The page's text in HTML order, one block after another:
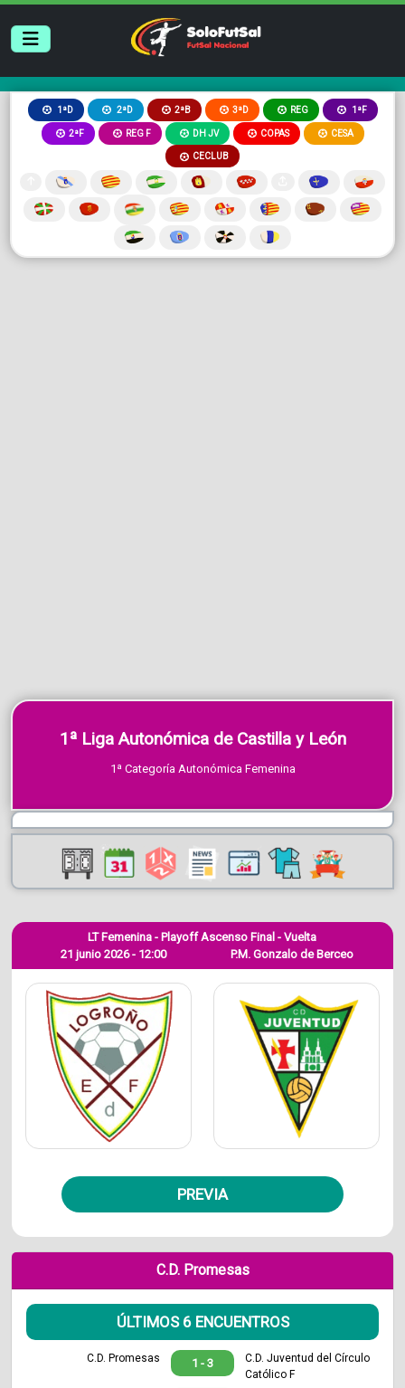
1ªD 2ªD 2ªB 3ªD REG 1ªF
2ªF REG F DH JV COPAS CESA
CECLUB
1ª Liga Autonómica de Castilla y León
1ª Categoría Autonómica Femenina
21 junio 2026 - 12:00
LT Femenina - Playoff Ascenso Final - Vuelta
P.M. Gonzalo de Berceo
PREVIA
C.D. Promesas
ÚLTIMOS 6 ENCUENTROS
C.D. Promesas 1 - 3
C.D. Juventud del Círculo
Católico F